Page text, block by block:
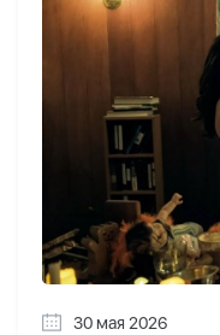
30 мая 2026